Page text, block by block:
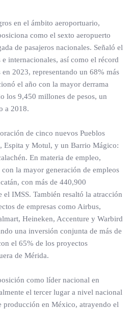
en el ámbito aeroportuario,
como el sexto aeropuerto
de pasajeros nacionales. Señaló el
internacionales, así como el récord
2023, representando un 68% más
el año con la mayor derrama
los 9,450 millones de pesos, un
a 2018.
de cinco nuevos Pueblos
Espita y Motul, y un Barrio Mágico:
En materia de empleo,
la mayor generación de empleos
con más de 440,900
el IMSS. También resaltó la atracción
de empresas como Airbus,
Heineken, Accenture y Warbird
una inversión conjunta de más de
el 65% de los proyectos
de Mérida.
como líder nacional en
el tercer lugar a nivel nacional
producción en México, atrayendo el